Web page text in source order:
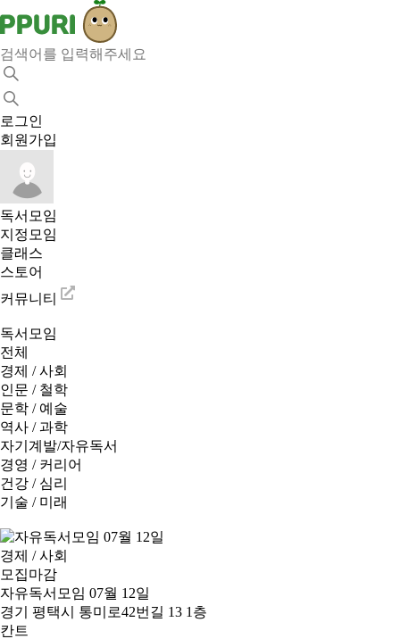
로그인
회원가입
독서모임
지정모임
클래스
스토어
커뮤니티
독서모임
전체
경제 / 사회
인문 / 철학
문학 / 예술
역사 / 과학
자기계발/자유독서
경영 / 커리어
건강 / 심리
기술 / 미래
경제 / 사회
모집마감
자유독서모임 07월 12일
경기 평택시 통미로42번길 13 1층
칸트